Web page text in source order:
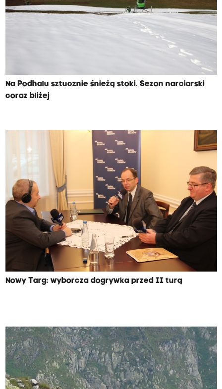
Na Podhalu sztucznie śnieżą stoki. Sezon narciarski
coraz bliżej
Nowy Targ: wyborcza dogrywka przed II turą